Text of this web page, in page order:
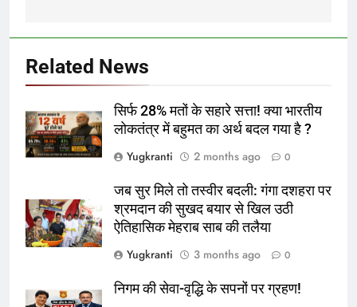
Related News
सिर्फ 28% मतों के सहारे सत्ता! क्या भारतीय
लोकतंत्र में बहुमत का अर्थ बदल गया है ?
Yugkranti
2 months ago 0
जब सुर मिले तो तस्वीर बदली: गंगा दशहरा पर
श्रमदान की सुखद बयार से खिल उठी
ऐतिहासिक मेहराब साब की तलैया
Yugkranti
3 months ago 0
निगम की सेवा-वृद्धि के सपनों पर ग्रहण!